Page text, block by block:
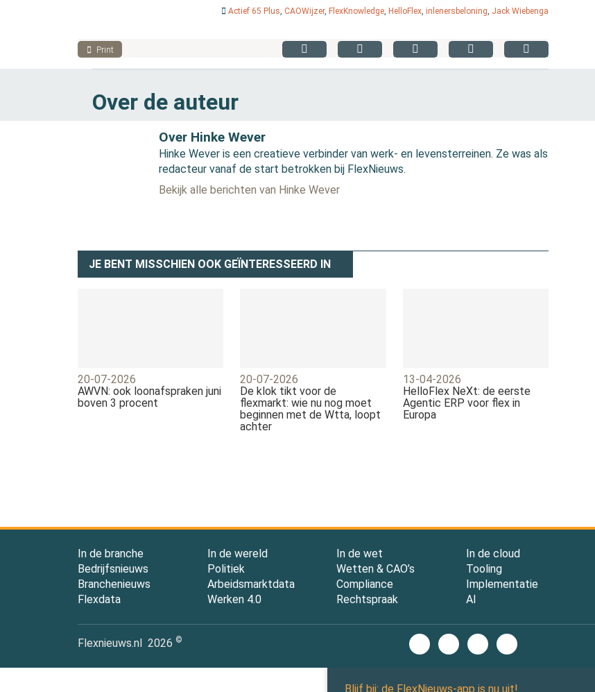
Actief 65 Plus,CAOWijzer, FlexKnowledge, HelloFlex,inlenersbeloning, Jack Wiebenga
Print
Over de auteur
Over Hinke Wever
Hinke Wever is een creatieve verbinder van werk- en levensterreinen. Ze was als
redacteur vanaf de start betrokken bij FlexNieuws.
Bekijk alle berichten van Hinke Wever
JE BENT MISSCHIEN OOK GEÏNTERESSEERD IN
20-07-2026
AWVN: ook loonafspraken juni
boven 3 procent
20-07-2026
De klok tikt voor de
flexmarkt: wie nu nog moet
beginnen met de Wtta, loopt
achter
13-04-2026
HelloFlex NeXt: de eerste
Agentic ERP voor flex in
Europa
In de branche
Bedrijfsnieuws
Branchenieuws
Flexdata
In de wereld
Politiek
Arbeidsmarktdata
Werken 4.0
In de wet
Wetten & CAO’s
Compliance
Rechtspraak
In de cloud
Tooling
Implementatie
AI
Flexnieuws.nl 2026 ©
Blijf bij: de FlexNieuws-app is nu uit!